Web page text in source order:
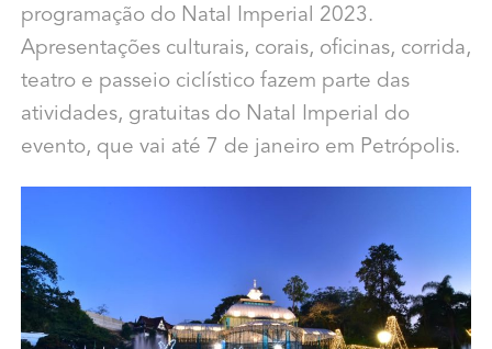
programação do Natal Imperial 2023.
Apresentações culturais, corais, oficinas, corrida,
teatro e passeio ciclístico fazem parte das
atividades, gratuitas do Natal Imperial do
evento, que vai até 7 de janeiro em Petrópolis.